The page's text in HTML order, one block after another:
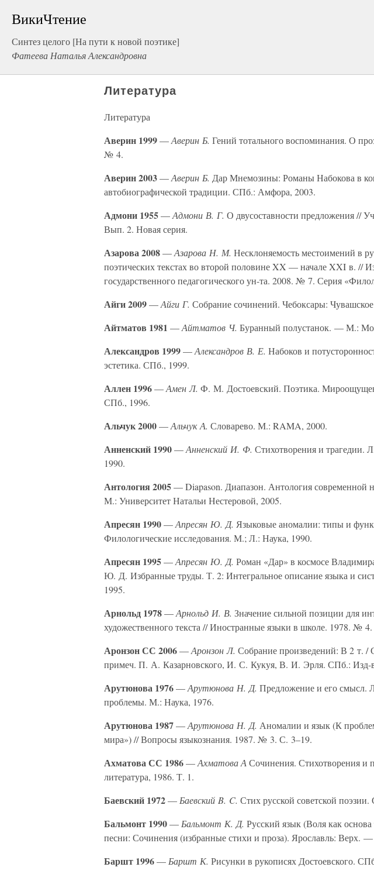
ВикиЧтение
Синтез целого [На пути к новой поэтике]
Фатеева Наталья Александровна
Литература
Литература
Аверин 1999—Аверин Б. Гений тотального воспоминания. О
№ 4.
Аверин 2003—Аверин Б. Дар Мнемозины: Романы Набокова в
автобиографической традиции. СПб.: Амфора, 2003.
Адмони 1955—Адмони В. Г. О двусоставности предложения //
Вып. 2. Новая серия.
Азарова 2008—Азарова Н. М. Несклоняемость местоимений в
поэтических текстах во второй половине XX — начале XXI в. //
государственного педагогического ун-та. 2008. № 7. Серия
Айги 2009—Айги Г. Собрание сочинений. Чебоксары:
Айтматов 1981 —Айтматов Ч. Буранный полустанок. — М.:
Александров 1999—Александров В. Е. Набоков и
эстетика. СПб., 1999.
Аллен 1996—Амен Л. Ф. М. Достоевский. Поэтика.
СПб., 1996.
Альчук 2000—Альчук А. Словарево. М.: RAMA, 2000.
Анненский 1990—Анненский И. Ф. Стихотворения и трагедии.
1990.
Антология 2005— Diapason. Диапазон. Антология современной
М.: Университет Натальи Нестеровой, 2005.
Апресян 1990—Апресян Ю. Д. Языковые аномалии: типы и
Филологические исследования. М.; Л.: Наука, 1990.
Апресян 1995—Апресян Ю. Д. Роман «Дар» в космосе
Ю. Д. Избранные труды. Т. 2: Интегральное описание языка и
1995.
Арнольд 1978—Арнольд И. В. Значение сильной позиции для
художественного текста // Иностранные языки в школе. 1978. № 4.
Аронзон СС 2006—Аронзон Л. Собрание произведений: В 2 т. /
примеч. П. А. Казарновского, И. С. Кукуя, В. И. Эрля. СПб.: Изд-
Арутюнова 1976—Арутюнова Н. Д. Предложение и его смысл.
проблемы. М.: Наука, 1976.
Арутюнова 1987—Арутюнова Н. Д. Аномалии и язык (К
мира») // Вопросы языкознания. 1987. № 3. С. 3–19.
Ахматова СС 1986—Ахматова А Сочинения. Стихотворения и
литература, 1986. Т. 1.
Баевский 1972— Баевский B. C. Стих русской советской
Бальмонт 1990— Бальмонт К. Д. Русский язык (Воля как
песни: Сочинения (избранные стихи и проза). Ярославль: Верх.
Баршт 1996— Баршт К. Рисунки в рукописях Достоевского.